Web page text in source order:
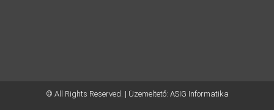
© All Rights Reserved. | Üzemeltető: ASIG Informatika